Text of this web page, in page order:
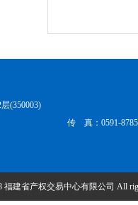
(350003)
传 真：0591-
福建省产权交易中心有限公司 All